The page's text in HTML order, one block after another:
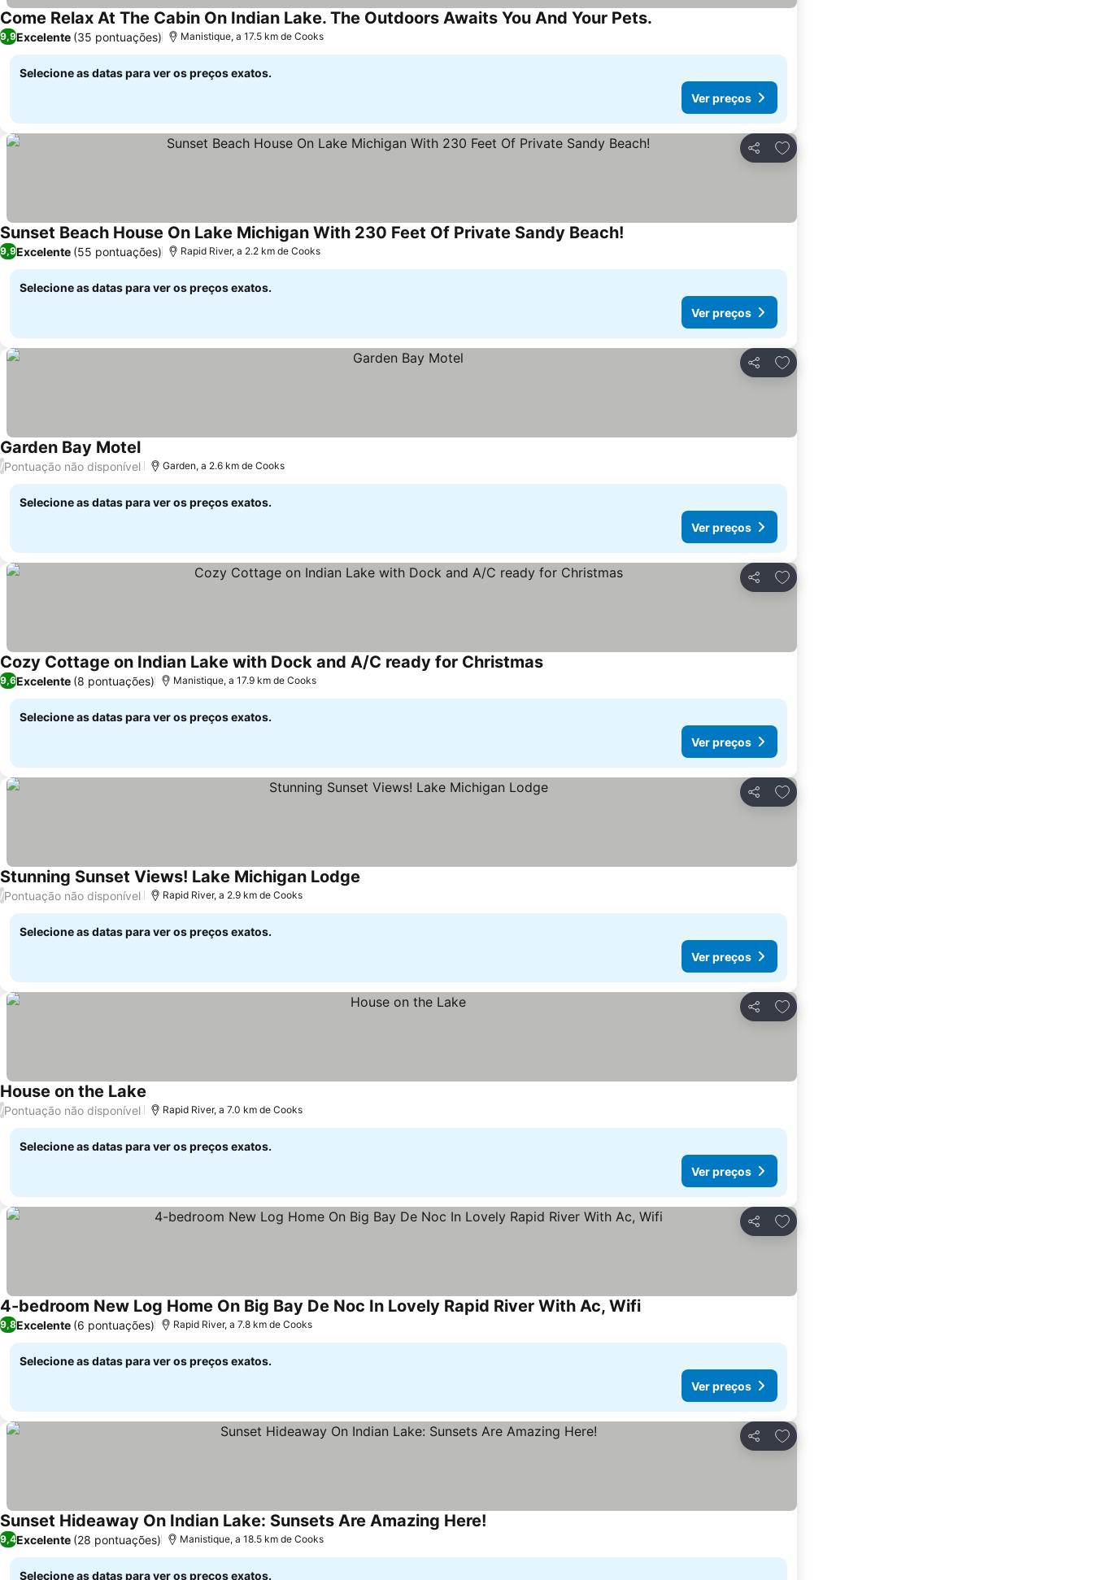
Come Relax At The Cabin On Indian Lake. The Outdoors Awaits You And Your Pets.
9,9Excelente (35 pontuações) Manistique, a 17.5 km de Cooks
Selecione as datas para ver os preços exatos.
Ver preços
Partilhar
Adicionar aos favoritos
Sunset Beach House On Lake Michigan With 230 Feet Of Private Sandy Beach!
9,9Excelente (55 pontuações) Rapid River, a 2.2 km de Cooks
Selecione as datas para ver os preços exatos.
Ver preços
Partilhar
Adicionar aos favoritos
Garden Bay MotelVer preços
/Pontuação não disponível Garden, a 2.6 km de Cooks
Selecione as datas para ver os preços exatos.
Ver preços
Partilhar
Adicionar aos favoritos
Cozy Cottage on Indian Lake with Dock and A/C ready for ChristmasVer preços
9,6Excelente (8 pontuações) Manistique, a 17.9 km de Cooks
Selecione as datas para ver os preços exatos.
Ver preços
Partilhar
Adicionar aos favoritos
Stunning Sunset Views! Lake Michigan Lodge
/Pontuação não disponível Rapid River, a 2.9 km de Cooks
Selecione as datas para ver os preços exatos.
Ver preços
Partilhar
Adicionar aos favoritos
House on the Lake Ver preços
/Pontuação não disponível Rapid River, a 7.0 km de Cooks
Selecione as datas para ver os preços exatos.
Ver preços
Partilhar
Adicionar aos favoritos
4-bedroom New Log Home On Big Bay De Noc In Lovely Rapid River With Ac, WifiVer preços
9,8Excelente (6 pontuações) Rapid River, a 7.8 km de Cooks
Selecione as datas para ver os preços exatos.
Ver preços
Partilhar
Adicionar aos favoritos
Sunset Hideaway On Indian Lake: Sunsets Are Amazing Here!
9,4Excelente (28 pontuações) Manistique, a 18.5 km de Cooks
Selecione as datas para ver os preços exatos.